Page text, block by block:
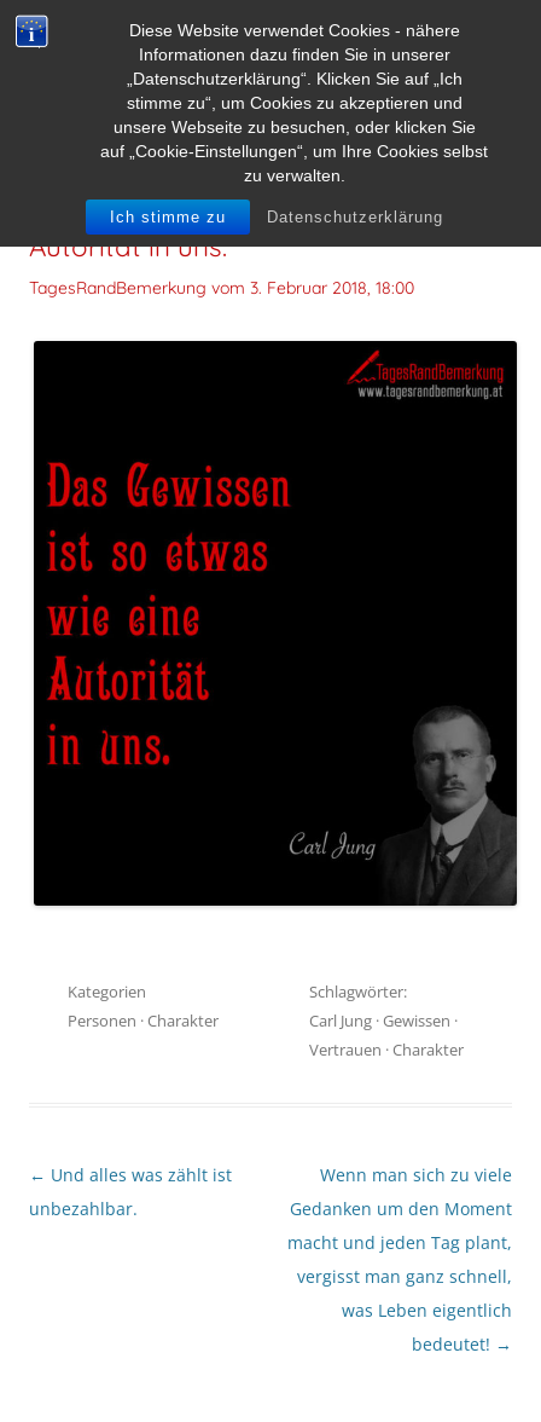
Diese Website verwendet Cookies - nähere
Informationen dazu finden Sie in unserer
„Datenschutzerklärung“. Klicken Sie auf „Ich
stimme zu“, um Cookies zu akzeptieren und
unsere Webseite zu besuchen, oder klicken Sie
auf „Cookie-Einstellungen“, um Ihre Cookies selbst
zu verwalten.
Ich stimme zu Datenschutzerklärung
Das Gewissen ist so etwas wie eine
Autorität in uns.
TagesRandBemerkung vom 3. Februar 2018, 18:00
Kategorien
Personen ·Charakter
Schlagwörter:
Carl Jung ·Gewissen ·
Vertrauen ·Charakter
Beitragsnavigation
← Und alles was zählt ist
unbezahlbar.
Wenn man sich zu viele
Gedanken um den Moment
macht und jeden Tag plant,
vergisst man ganz schnell,
was Leben eigentlich
bedeutet! →